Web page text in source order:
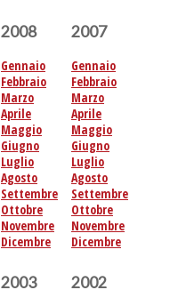
2008
Gennaio
Febbraio
Marzo
Aprile
Maggio
Giugno
Luglio
Agosto
Settembre
Ottobre
Novembre
Dicembre
2007
Gennaio
Febbraio
Marzo
Aprile
Maggio
Giugno
Luglio
Agosto
Settembre
Ottobre
Novembre
Dicembre
2003 2002